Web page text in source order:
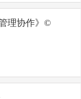
理协作》©